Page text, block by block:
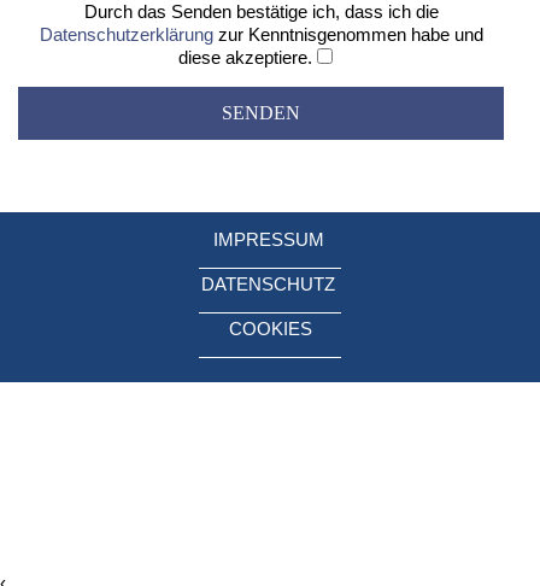
Durch das Senden bestätige ich, dass ich die
Datenschutzerklärungzur Kenntnisgenommen habe und
diese akzeptiere.
IMPRESSUM
DATENSCHUTZ
COOKIES